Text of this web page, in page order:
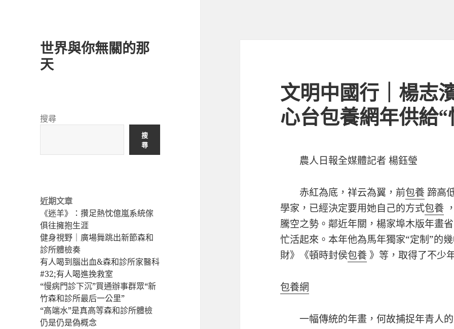
世界與你無關的那
天
搜尋
搜
尋
近期文章
《迷羊》：攢足熱忱億嵐系統傢
俱往擁抱生涯
健身視野｜廣場舞跳出新節森和
診所體檢奏
有人喝到腦出血&森和診所家醫科
#32;有人喝進挽救室
“慢病門診下沉”買通辦事群眾“新
竹森和診所最后一公里”
“高端水”是真高等森和診所體檢
仍是仍是偽概念
文明中國行｜楊志
心台包養網年供給
農人日報全媒體記者 楊鈺瑩
赤紅為底，祥云為翼，前包養 蹄高
學家，已經決定要用她自己的方式包養
騰空之勢。鄰近年關，楊家埠木版年畫
忙活起來。本年他為馬年獨家“定制”的
財》《頓時封侯包養 》等，取得了不少
包養網
一幅傳統的年畫，何故捕捉年青人